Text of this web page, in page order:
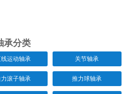
承分类
运动轴承 关节轴承
滚子轴承 推力球轴承